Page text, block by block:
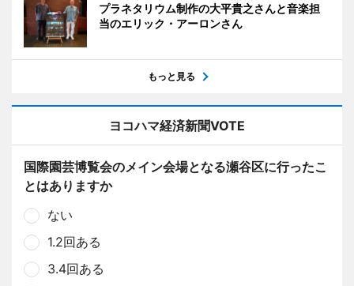
プラネタリウム制作の大平貴之さんと音楽担
当のエリック・アーロンさん
もっと見る
ヨコハマ経済新聞VOTE
国際園芸博覧会のメイン会場となる瀬谷区に行ったこ
とはありますか
ない
1.2回ある
3.4回ある